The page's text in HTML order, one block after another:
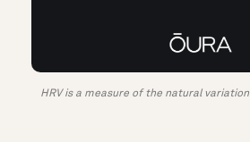
HRV is a measure of the natural